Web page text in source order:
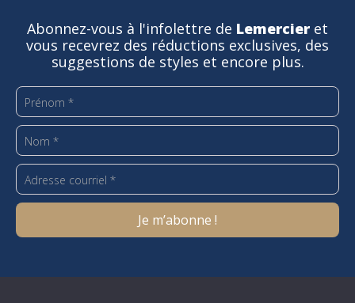
Abonnez-vous à l'infolettre de Lemercier et
vous recevrez des réductions exclusives, des
suggestions de styles et encore plus.